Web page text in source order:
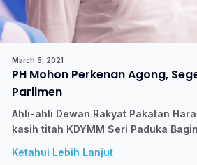
March 5, 2021
PH Mohon Perkenan Agong,
Parlimen
Ahli-ahli Dewan Rakyat Pakatan
kasih titah KDYMM Seri Paduka
Ketahui Lebih Lanjut